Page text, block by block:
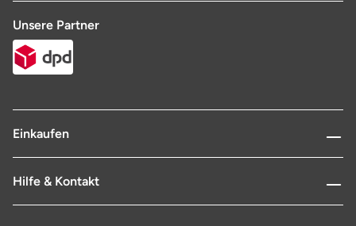
Unsere Partner
Einkaufen
Hilfe & Kontakt